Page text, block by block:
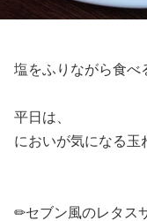
塩をふりながら食べ
平日は、
においが気になる玉
✏︎セブン風のレタス